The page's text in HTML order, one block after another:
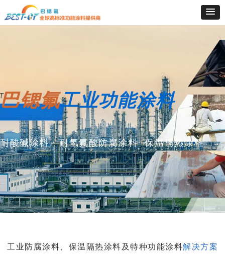
巴锶氟工业功能涂料
耐酸碱涂料 · 耐氢氟酸防腐涂料· 保温隔热涂料
工业防腐涂料、保温隔热涂料及特种功能涂料解决方案